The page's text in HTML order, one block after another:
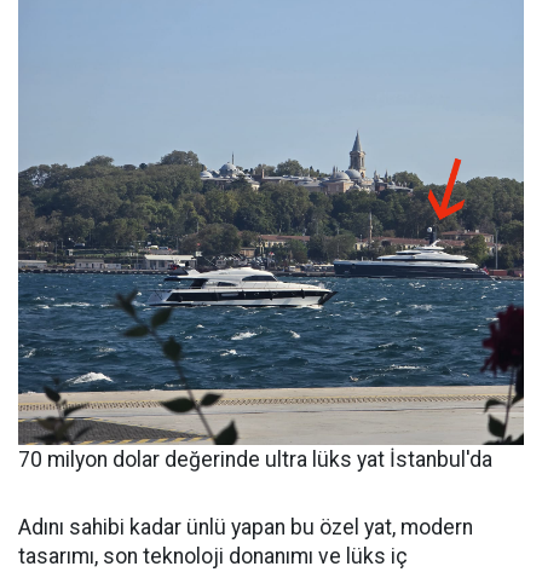
70 milyon dolar değerinde ultra lüks yat İstanbul'da
Adını sahibi kadar ünlü yapan bu özel yat, modern
tasarımı, son teknoloji donanımı ve lüks iç